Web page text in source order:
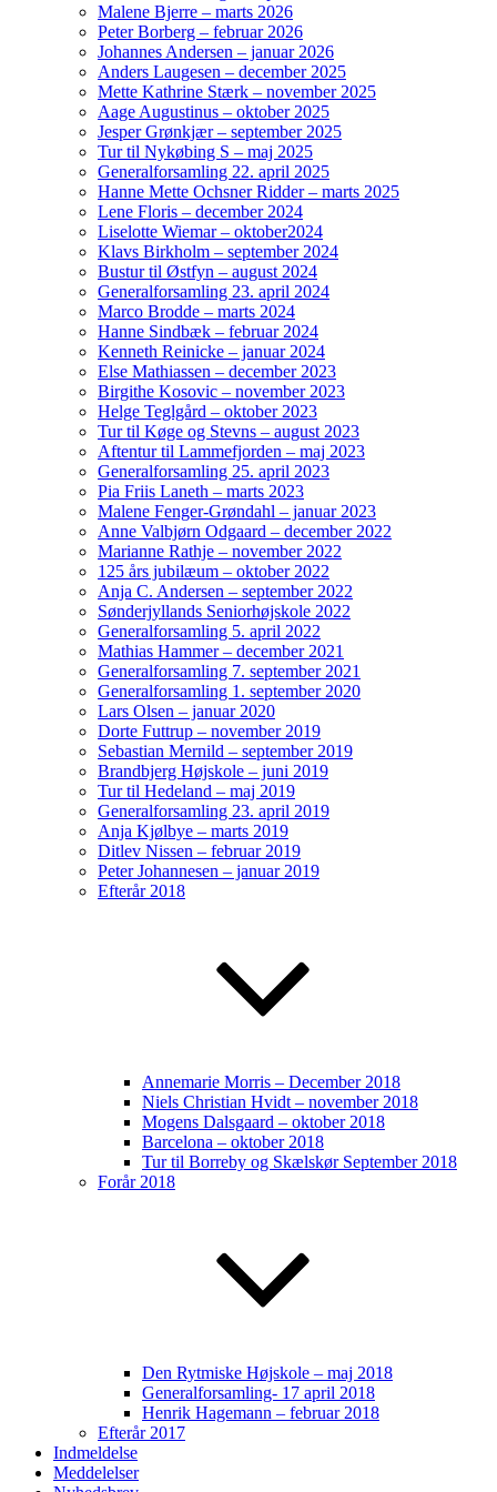
Malene Bjerre – marts 2026
Peter Borberg – februar 2026
Johannes Andersen – januar 2026
Anders Laugesen – december 2025
Mette Kathrine Stærk – november 2025
Aage Augustinus – oktober 2025
Jesper Grønkjær – september 2025
Tur til Nykøbing S – maj 2025
Generalforsamling 22. april 2025
Hanne Mette Ochsner Ridder – marts 2025
Lene Floris – december 2024
Liselotte Wiemar – oktober2024
Klavs Birkholm – september 2024
Bustur til Østfyn – august 2024
Generalforsamling 23. april 2024
Marco Brodde – marts 2024
Hanne Sindbæk – februar 2024
Kenneth Reinicke – januar 2024
Else Mathiassen – december 2023
Birgithe Kosovic – november 2023
Helge Teglgård – oktober 2023
Tur til Køge og Stevns – august 2023
Aftentur til Lammefjorden – maj 2023
Generalforsamling 25. april 2023
Pia Friis Laneth – marts 2023
Malene Fenger-Grøndahl – januar 2023
Anne Valbjørn Odgaard – december 2022
Marianne Rathje – november 2022
125 års jubilæum – oktober 2022
Anja C. Andersen – september 2022
Sønderjyllands Seniorhøjskole 2022
Generalforsamling 5. april 2022
Mathias Hammer – december 2021
Generalforsamling 7. september 2021
Generalforsamling 1. september 2020
Lars Olsen – januar 2020
Dorte Futtrup – november 2019
Sebastian Mernild – september 2019
Brandbjerg Højskole – juni 2019
Tur til Hedeland – maj 2019
Generalforsamling 23. april 2019
Anja Kjølbye – marts 2019
Ditlev Nissen – februar 2019
Peter Johannesen – januar 2019
Efterår 2018
Annemarie Morris – December 2018
Niels Christian Hvidt – november 2018
Mogens Dalsgaard – oktober 2018
Barcelona – oktober 2018
Tur til Borreby og Skælskør September 2018
Forår 2018
Den Rytmiske Højskole – maj 2018
Generalforsamling- 17 april 2018
Henrik Hagemann – februar 2018
Efterår 2017
Indmeldelse
Meddelelser